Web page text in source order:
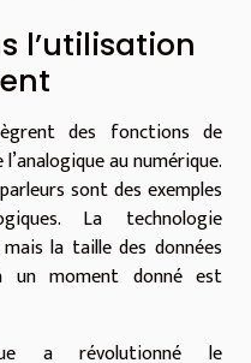
l’utilisation
des fonctions de
au numérique.
sont des exemples
La technologie
la taille des données
un moment donné est
a révolutionné le